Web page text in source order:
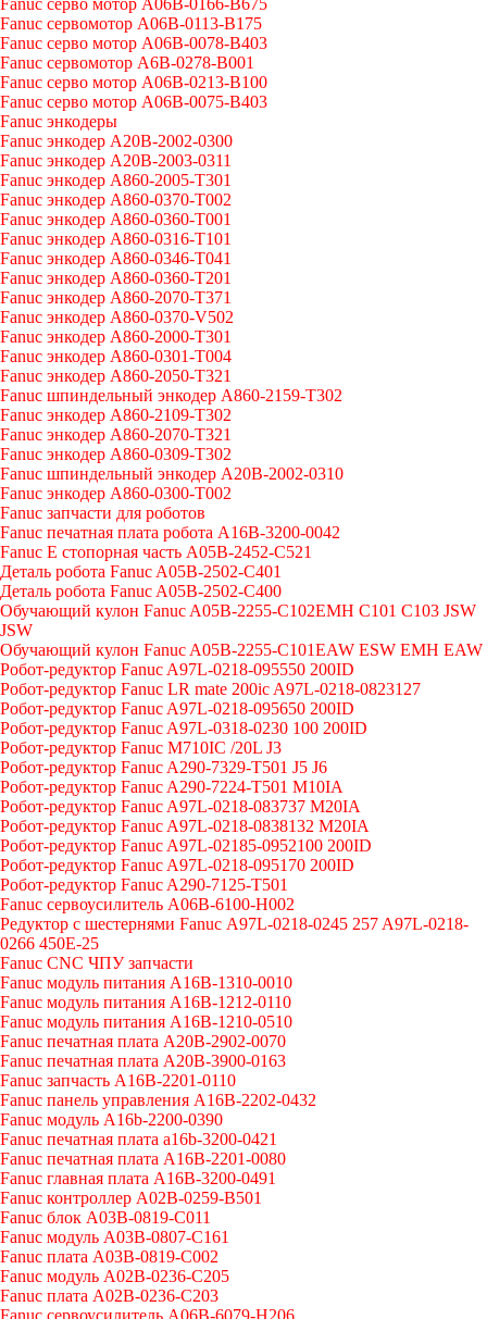
Fanuc серво мотор A06B-0166-B675
Fanuc сервомотор A06B-0113-B175
Fanuc серво мотор A06B-0078-B403
Fanuc сервомотор A6B-0278-B001
Fanuc серво мотор A06B-0213-B100
Fanuc серво мотор A06B-0075-B403
Fanuc энкодеры
Fanuc энкодер A20B-2002-0300
Fanuc энкодер A20B-2003-0311
Fanuc энкодер A860-2005-T301
Fanuc энкодер A860-0370-T002
Fanuc энкодер A860-0360-T001
Fanuc энкодер A860-0316-T101
Fanuc энкодер A860-0346-T041
Fanuc энкодер A860-0360-T201
Fanuc энкодер A860-2070-T371
Fanuc энкодер A860-0370-V502
Fanuc энкодер A860-2000-T301
Fanuc энкодер A860-0301-T004
Fanuc энкодер A860-2050-T321
Fanuc шпиндельный энкодер A860-2159-T302
Fanuc энкодер A860-2109-T302
Fanuc энкодер A860-2070-T321
Fanuc энкодер A860-0309-T302
Fanuc шпиндельный энкодер A20B-2002-0310
Fanuc энкодер A860-0300-T002
Fanuc запчасти для роботов
Fanuc печатная плата робота A16B-3200-0042
Fanuc E стопорная часть A05B-2452-C521
Деталь робота Fanuc A05B-2502-C401
Деталь робота Fanuc A05B-2502-C400
Обучающий кулон Fanuc A05B-2255-C102EMH C101 C103 JSW
JSW
Обучающий кулон Fanuc A05B-2255-C101EAW ESW EMH EAW
Робот-редуктор Fanuc A97L-0218-095550 200ID
Робот-редуктор Fanuc LR mate 200ic A97L-0218-0823127
Робот-редуктор Fanuc A97L-0218-095650 200ID
Робот-редуктор Fanuc A97L-0318-0230 100 200ID
Робот-редуктор Fanuc M710IC /20L J3
Робот-редуктор Fanuc A290-7329-T501 J5 J6
Робот-редуктор Fanuc A290-7224-T501 M10IA
Робот-редуктор Fanuc A97L-0218-083737 M20IA
Робот-редуктор Fanuc A97L-0218-0838132 M20IA
Робот-редуктор Fanuc A97L-02185-0952100 200ID
Робот-редуктор Fanuc A97L-0218-095170 200ID
Робот-редуктор Fanuc A290-7125-T501
Fanuc сервоусилитель A06B-6100-H002
Редуктор с шестернями Fanuc А97L-0218-0245 257 A97L-0218-
0266 450E-25
Fanuc CNC ЧПУ запчасти
Fanuc модуль питания A16B-1310-0010
Fanuc модуль питания A16B-1212-0110
Fanuc модуль питания A16B-1210-0510
Fanuc печатная плата A20B-2902-0070
Fanuc печатная плата A20B-3900-0163
Fanuc запчасть A16B-2201-0110
Fanuc панель управления A16B-2202-0432
Fanuc модуль A16b-2200-0390
Fanuc печатная плата a16b-3200-0421
Fanuc печатная плата A16B-2201-0080
Fanuc главная плата A16B-3200-0491
Fanuc контроллер A02B-0259-B501
Fanuc блок A03B-0819-C011
Fanuc модуль A03B-0807-C161
Fanuc плата A03B-0819-C002
Fanuc модуль A02B-0236-C205
Fanuc плата A02B-0236-C203
Fanuc сервоусилитель A06B-6079-H206